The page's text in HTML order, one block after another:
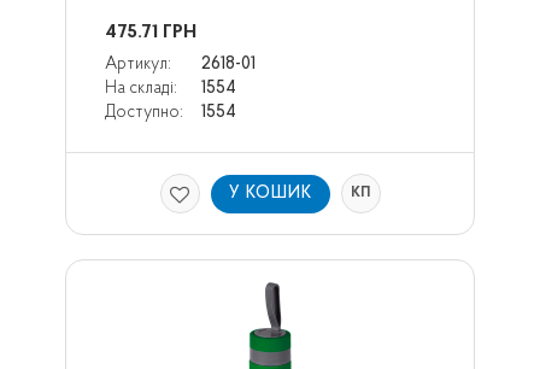
475.71 ГРН
Артикул:
2618-01
На складі:
1554
Доступно:
1554
У КОШИК КП